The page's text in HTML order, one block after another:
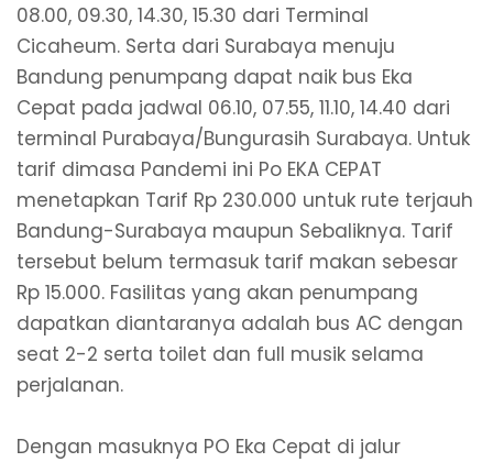
08.00, 09.30, 14.30, 15.30 dari Terminal
Cicaheum. Serta dari Surabaya menuju
Bandung penumpang dapat naik bus Eka
Cepat pada jadwal 06.10, 07.55, 11.10, 14.40 dari
terminal Purabaya/Bungurasih Surabaya. Untuk
tarif dimasa Pandemi ini Po EKA CEPAT
menetapkan Tarif Rp 230.000 untuk rute terjauh
Bandung-Surabaya maupun Sebaliknya. Tarif
tersebut belum termasuk tarif makan sebesar
Rp 15.000. Fasilitas yang akan penumpang
dapatkan diantaranya adalah bus AC dengan
seat 2-2 serta toilet dan full musik selama
perjalanan.
Dengan masuknya PO Eka Cepat di jalur